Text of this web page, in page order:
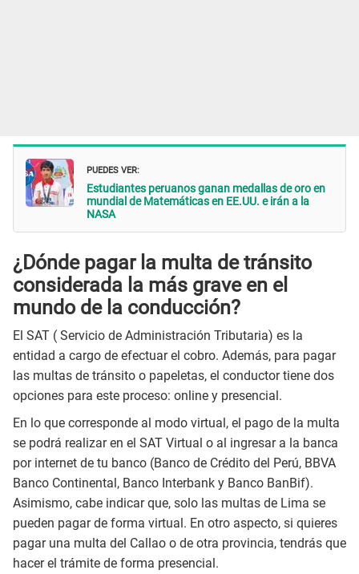
PUEDES VER:
Estudiantes peruanos ganan medallas de oro en
mundial de Matemáticas en EE.UU. e irán a la
NASA
¿Dónde pagar la multa de tránsito
considerada la más grave en el
mundo de la conducción?
El SAT ( Servicio de Administración Tributaria) es la
entidad a cargo de efectuar el cobro. Además, para pagar
las multas de tránsito o papeletas, el conductor tiene dos
opciones para este proceso: online y presencial.
En lo que corresponde al modo virtual, el pago de la multa
se podrá realizar en el SAT Virtual o al ingresar a la banca
por internet de tu banco (Banco de Crédito del Perú, BBVA
Banco Continental, Banco Interbank y Banco BanBif).
Asimismo, cabe indicar que, solo las multas de Lima se
pueden pagar de forma virtual. En otro aspecto, si quieres
pagar una multa del Callao o de otra provincia, tendrás que
hacer el trámite de forma presencial.